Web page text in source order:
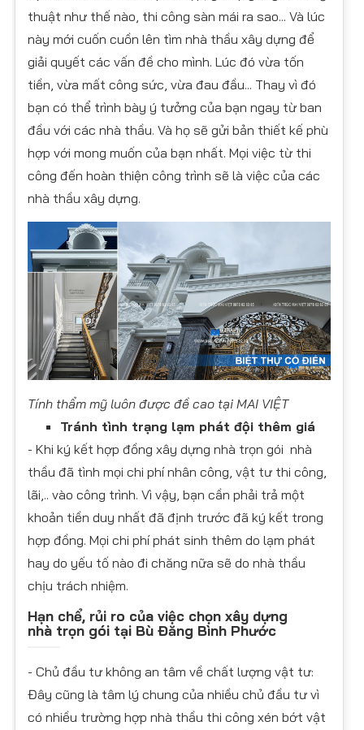
thuật như thế nào, thi công sàn mái ra sao... Và lúc
này mới cuốn cuồn lên tìm nhà thầu xây dựng để
giải quyết các vấn đề cho mình. Lúc đó vừa tốn
tiền, vừa mất công sức, vừa đau đầu... Thay vì đó
bạn có thể trình bày ý tưởng của bạn ngay từ ban
đầu với các nhà thầu. Và họ sẽ gửi bản thiết kế phù
hợp với mong muốn của bạn nhất. Mọi việc từ thi
công đến hoàn thiện công trình sẽ là việc của các
nhà thầu xây dựng.
Tính thẩm mỹ luôn được đề cao tại MAI VIỆT
Tránh tình trạng lạm phát đội thêm giá
- Khi ký kết hợp đồng xây dựng nhà trọn gói nhà
thầu đã tình mọi chi phí nhân công, vật tư thi công,
lãi,.. vào công trình. Vì vậy, bạn cần phải trả một
khoản tiền duy nhất đã định trước đã ký kết trong
hợp đồng. Mọi chi phí phát sinh thêm do lạm phát
hay do yếu tố nào đi chăng nữa sẽ do nhà thầu
chịu trách nhiệm.
Hạn chể, rủi ro của việc chọn xây dựng
nhà trọn gói tại Bù Đăng Bình Phước
- Chủ đầu tư không an tâm về chất lượng vật tư:
Đây cũng là tâm lý chung của nhiều chủ đầu tư vì
có nhiều trường hợp nhà thầu thi công xén bớt vật